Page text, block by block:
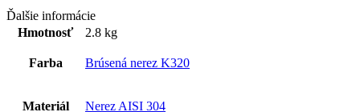
Ďalšie informácie
Hmotnosť
2.8 kg
Farba Brúsená nerez K320
Materiál Nerez AISI 304